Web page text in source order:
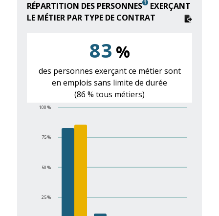
RÉPARTITION DES PERSONNES
EXERÇANT
LE MÉTIER PAR TYPE DE CONTRAT
83 %
des personnes exerçant ce métier sont
en emplois sans limite de durée
(86 % tous métiers)
25 %
50 %
75 %
100 %